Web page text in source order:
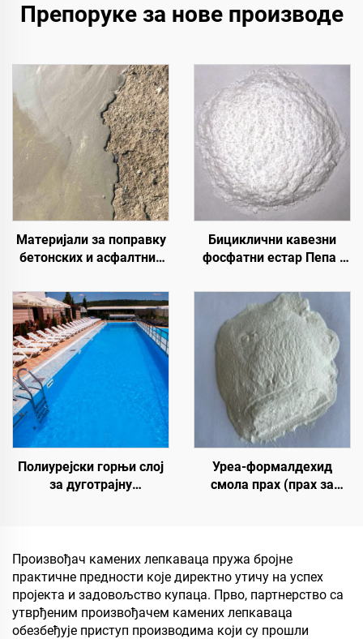
Препоруке за нове производе
Материјали за поправку
бетонских и асфалтних
оштећења коловоза и
реновирање површина
Бициклични кавезни
фосфатни естар Пепа |
карбонизацију
епоксидне смоле, ПП,
ЕВА материјала
Полиурејски горњи слој
за дуготрајну
Уреа-формалдехид
смола прах (прах за
плоча, укључујући
вишеслојни фалекар,
фини дрвени панел, еко-
плочу, фалеран
партикулски плочу итд.
Произвођач камених лепкаваца пружа бројне
практичне предности које директно утичу на успех
пројекта и задовољство купаца. Прво, партнерство са
утврђеним произвођачем камених лепкаваца
обезбеђује приступ производима који су прошли